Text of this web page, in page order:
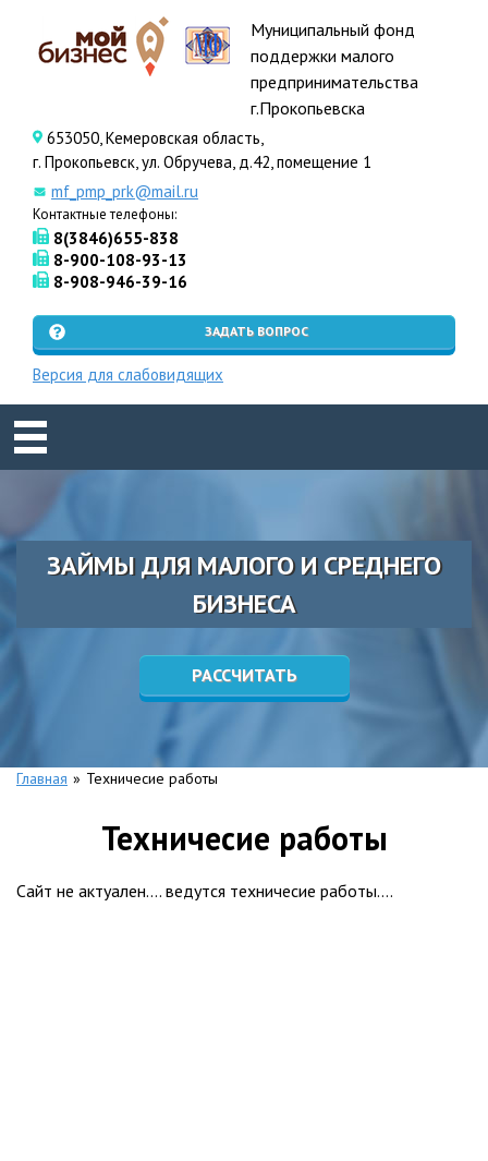
Муниципальный фонд
поддержки малого
предпринимательства
г.Прокопьевска
653050, Кемеровская область,
г. Прокопьевск, ул. Обручева, д.42, помещение 1
mf_pmp_prk@mail.ru
Контактные телефоны:
8(3846)655-838
8-900-108-93-13
8-908-946-39-16
ЗАДАТЬ ВОПРОС
Версия для слабовидящих
ЗАЙМЫ ДЛЯ МАЛОГО И СРЕДНЕГО
БИЗНЕСА
РАССЧИТАТЬ
Главная » Техничесие работы
Техничесие работы
Сайт не актуален…. ведутся техничесие работы….